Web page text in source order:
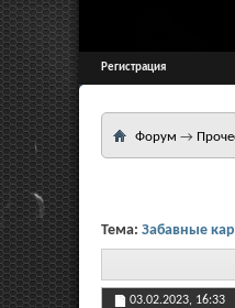
Регистрация
Форум →
Тема: Забавные
03.02.2023, 16:33